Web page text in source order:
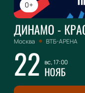
0+
ДИНАМО -
Москва ВТБ-АРЕНА
22 вс, 17:00
НОЯБ